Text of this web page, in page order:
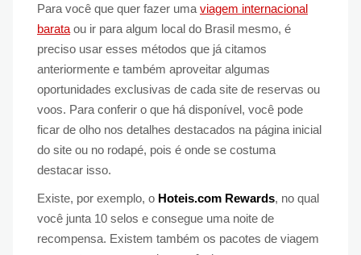
Para você que quer fazer uma viagem internacional
barata ou ir para algum local do Brasil mesmo, é
preciso usar esses métodos que já citamos
anteriormente e também aproveitar algumas
oportunidades exclusivas de cada site de reservas ou
voos. Para conferir o que há disponível, você pode
ficar de olho nos detalhes destacados na página inicial
do site ou no rodapé, pois é onde se costuma
destacar isso.
Existe, por exemplo, o Hoteis.com Rewards, no qual
você junta 10 selos e consegue uma noite de
recompensa. Existem também os pacotes de viagem